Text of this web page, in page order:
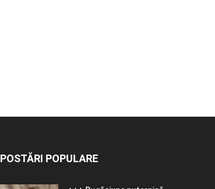
POSTĂRI POPULARE